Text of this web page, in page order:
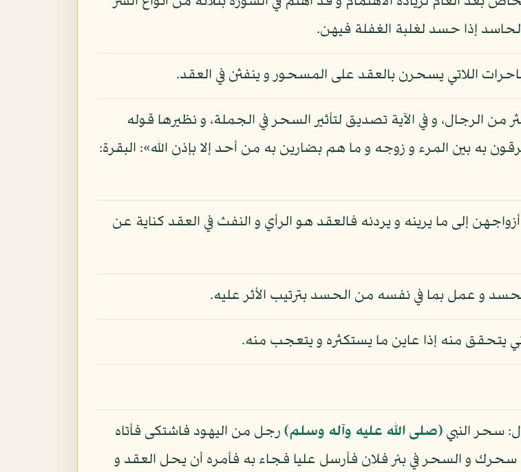
إذا حسد لغلبة الغفلة فيهن.
اللاتي يسحرن بالعقد على المسحور و ينفثن في العقد.
الرجال، و في الآية تصديق لتأثير السحر في الجملة، و نظيرها قوله
به بين المرء و زوجه و ما هم بضارين به من أحد إلا بإذن الله»: البقرة:
أزواجهن إلى ما يرينه و يردنه فالعقد هو الرأي و النفث في العقد كناية عن
و عمل بما في نفسه من الحسد بترتيب الأثر عليه.
يتحقق منه إذا عاين ما يستكثره و يتعجب منه.
سحر النبي (صلى الله عليه وآله وسلم) رجل من اليهود فاشتكى فأتاه
سحرك و السحر في بئر فلان فأرسل عليا فجاء به فأمره أن يحل العقد و